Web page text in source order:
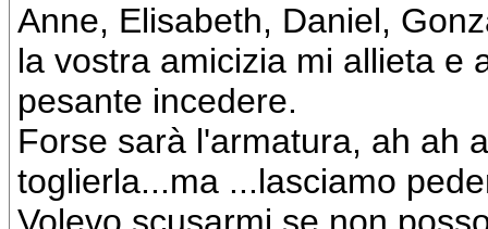
Anne, Elisabeth, Daniel,
la vostra amicizia mi allieta e
pesante incedere.
Forse sarà l'armatura, ah ah
toglierla...ma ...lasciamo